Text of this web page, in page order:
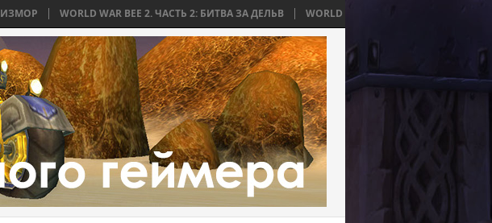
WORLD WAR BEE 2. ЧАСТЬ 2: БИТВА ЗА ДЕЛЬВ WORLD WAR BEE 2. ЧАСТЬ 1: ПРИЧИНЫ И